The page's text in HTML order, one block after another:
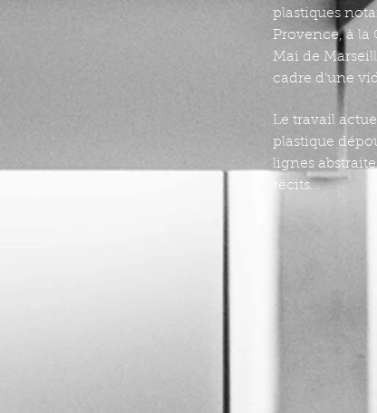
plastiques
Provence, à la
Mai de
cadre d’une
Le travail
plastique
lignes
récits...